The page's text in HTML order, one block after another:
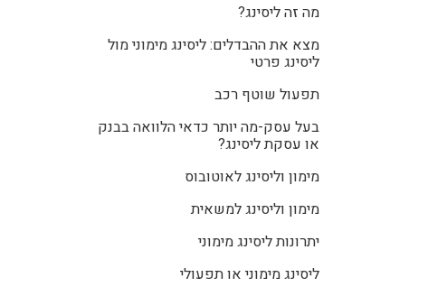
מה זה ליסינג?
מצא את ההבדלים: ליסינג מימוני מול
ליסינג פרטי
תפעול שוטף רכב
בעל עסק-מה יותר כדאי הלוואה בבנק
או עסקת ליסינג?
מימון וליסינג לאוטובוס
מימון וליסינג למשאית
יתרונות ליסינג מימוני
ליסינג מימוני או תפעולי